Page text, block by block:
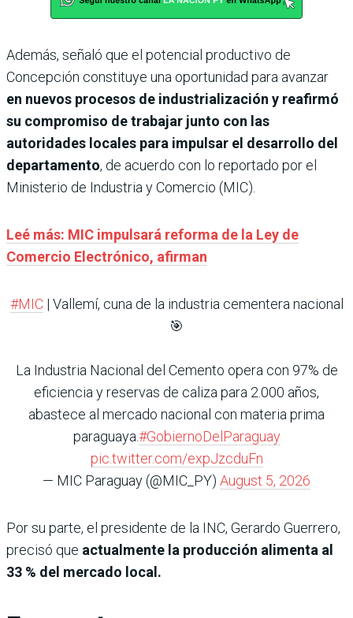
Además, señaló que el potencial productivo de
Concepción constituye una oportunidad para avanzar
en nuevos procesos de industrialización y reafirmó
su compromiso de trabajar junto con las
autoridades locales para impulsar el desarrollo del
departamento, de acuerdo con lo reportado por el
Ministerio de Industria y Comercio (MIC).
Leé más: MIC impulsará reforma de la Ley de
Comercio Electrónico, afirman
#MIC| Vallemí, cuna de la industria cementera nacional
🎯
La Industria Nacional del Cemento opera con 97% de
eficiencia y reservas de caliza para 2.000 años,
abastece al mercado nacional con materia prima
paraguaya.#GobiernoDelParaguay
pic.twitter.com/expJzcduFn
— MIC Paraguay (@MIC_PY) August 5, 2026
Por su parte, el presidente de la INC, Gerardo Guerrero,
precisó que actualmente la producción alimenta al
33 % del mercado local.